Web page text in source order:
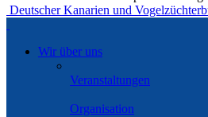
Deutscher Kanarien und
Wir über uns
Veranstaltungen
Organisation